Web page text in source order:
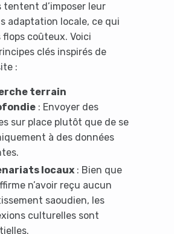
tentent d’imposer leur
adaptation locale, ce qui
flops coûteux. Voici
clés inspirés de
:
terrain
: Envoyer des
sur place plutôt que de se
à des données
locaux: Bien que
n’avoir reçu aucun
saoudien, les
culturelles sont
like you're
ad-blocker!
will turn off Ad-Blocker